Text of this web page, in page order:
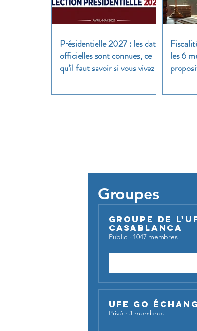
Présidentielle 2027 : les dates
officielles sont connues, ce
qu’il faut savoir si vous vivez à
les 6
Groupes
Groupe de
Casablanca
Public · 1047 membres
UFE Go
Privé · 3 membres